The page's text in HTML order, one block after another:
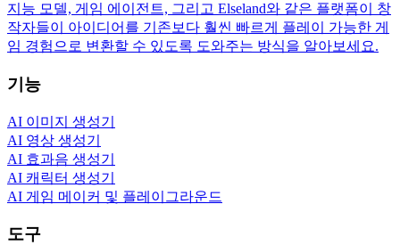
지능 모델, 게임 에이전트, 그리고 Elseland와 같은 플랫폼이 창
작자들이 아이디어를 기존보다 훨씬 빠르게 플레이 가능한 게
임 경험으로 변환할 수 있도록 도와주는 방식을 알아보세요.
기능
AI 이미지 생성기
AI 영상 생성기
AI 효과음 생성기
AI 캐릭터 생성기
AI 게임 메이커 및 플레이그라운드
도구